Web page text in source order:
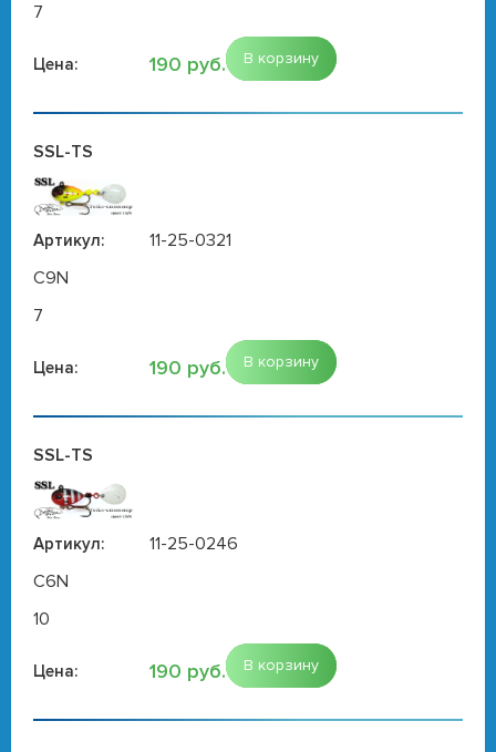
7
Цена: 190 руб. В корзину
SSL-TS
Артикул:
11-25-0321
C9N
7
Цена: 190 руб. В корзину
SSL-TS
Артикул:
11-25-0246
C6N
10
Цена: 190 руб. В корзину